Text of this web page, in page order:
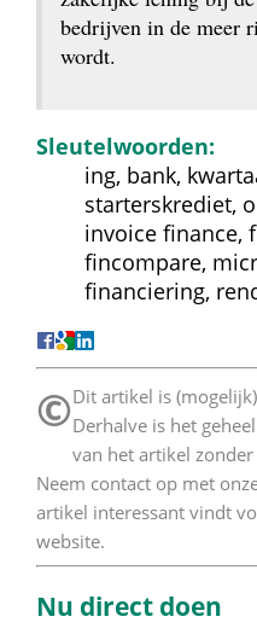
bedrijven in de meer
wordt.
Sleutelwoorden:
ing, bank,
starterskrediet,
invoice finance,
fincompare,
financiering,
© Dit artikel is
Derhalve is het
van het artikel
Neem contact op met
artikel interessant vindt
website.
Nu direct doen